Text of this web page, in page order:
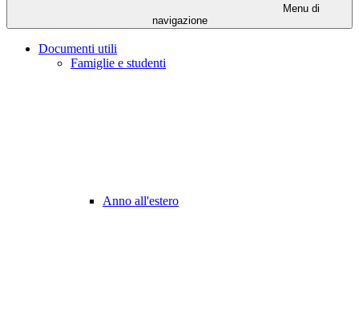
Menu di
navigazione
Documenti utili
Famiglie e studenti
Anno all'estero